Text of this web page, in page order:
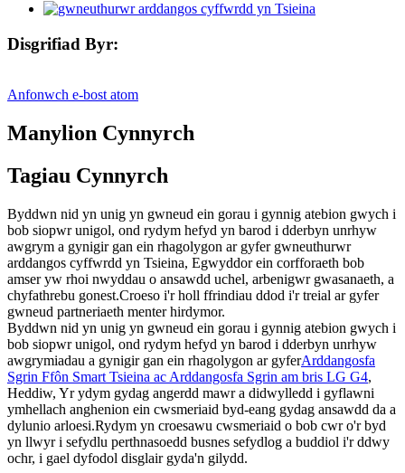
Disgrifiad Byr:
Anfonwch e-bost atom
Manylion Cynnyrch
Tagiau Cynnyrch
Byddwn nid yn unig yn gwneud ein gorau i gynnig atebion gwych i
bob siopwr unigol, ond rydym hefyd yn barod i dderbyn unrhyw
awgrym a gynigir gan ein rhagolygon ar gyfer gwneuthurwr
arddangos cyffwrdd yn Tsieina, Egwyddor ein corfforaeth bob
amser yw rhoi nwyddau o ansawdd uchel, arbenigwr gwasanaeth, a
chyfathrebu gonest.Croeso i'r holl ffrindiau ddod i'r treial ar gyfer
gwneud partneriaeth menter hirdymor.
Byddwn nid yn unig yn gwneud ein gorau i gynnig atebion gwych i
bob siopwr unigol, ond rydym hefyd yn barod i dderbyn unrhyw
awgrymiadau a gynigir gan ein rhagolygon ar gyferArddangosfa
Sgrin Ffôn Smart Tsieina ac Arddangosfa Sgrin am bris LG G4,
Heddiw, Yr ydym gydag angerdd mawr a didwylledd i gyflawni
ymhellach anghenion ein cwsmeriaid byd-eang gydag ansawdd da a
dylunio arloesi.Rydym yn croesawu cwsmeriaid o bob cwr o'r byd
yn llwyr i sefydlu perthnasoedd busnes sefydlog a buddiol i'r ddwy
ochr, i gael dyfodol disglair gyda'n gilydd.